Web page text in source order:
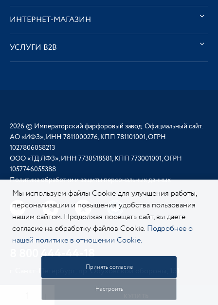
ИНТЕРНЕТ-МАГАЗИН
УСЛУГИ В2В
2026 © Императорский фарфоровый завод. Официальный сайт.
АО «ИФЗ», ИНН 7811000276, КПП 781101001, ОГРН
1027806058213
ООО «ТД ЛФЗ», ИНН 7730518581, КПП 773001001, ОГРН
1057746055388
Политика обработки и защиты персональных данных
8 800 444-44-18
г. Санкт-Петербург, пр. Обуховской обороны, 151
Мы используем файлы Cookie для улучшения работы,
персонализации и повышения удобства пользования
нашим сайтом. Продолжая посещать сайт, вы даете
согласие на обработку файлов Cookie. Подробнее о
нашей политике в отношении Cookie.
Принять согласие
Настроить